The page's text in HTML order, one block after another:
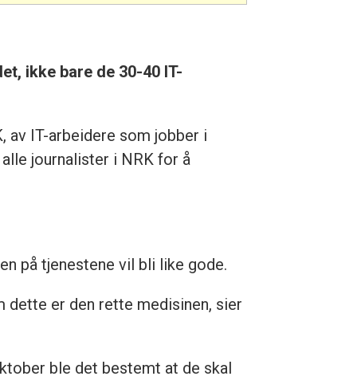
ikke bare de 30-40 IT-
av IT-arbeidere som jobber i
journalister i NRK for å
på tjenestene vil bli like gode.
er den rette medisinen, sier
ble det bestemt at de skal